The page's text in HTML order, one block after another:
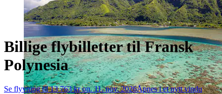
Billige flybilletter til Fransk
Polynesia
Se flyvning til 13 763 kr on. 11. nov. 2026Åpnes i et nytt vindu